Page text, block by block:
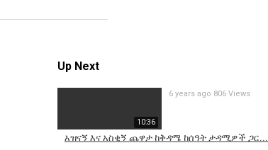
Up Next
10:36
አዝናኝ እና አስቂኝ ጨዋታ ከቅዳሜ ከሰዓት ታዳሚዎች ጋር...
6 years ago 806 Views
Cancel
Report this video